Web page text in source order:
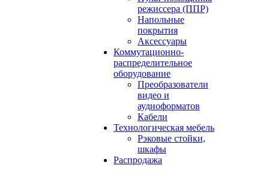
режиссера (ППР)
Напольные
покрытия
Аксессуары
Коммутационно-
распределительное
оборудование
Преобразователи
видео и
аудиоформатов
Кабели
Технологическая мебель
Рэковые стойки,
шкафы
Распродажа